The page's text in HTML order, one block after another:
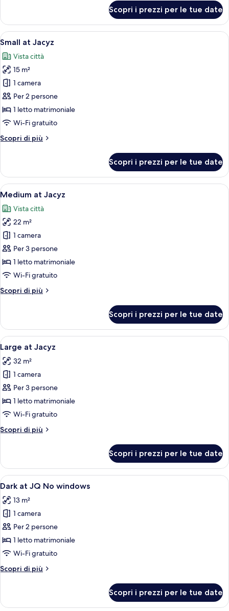
at
Jacyz
No
Scopri i prezzi per le tue date
Apri
tutte
le
foto
per
Small
at
Jacyz
Camera d'albergo moderna con un
3
Small at Jacyz
Vista città
15 m²
1 camera
Per 2 persone
1 letto matrimoniale
Wi-Fi gratuito
Scopri di più
Altri
at
Jacyz
Scopri i prezzi per le tue date
Apri
tutte
le
foto
per
Medium
at
Jacyz
Una camera d'albergo moderna
5
Medium at Jacyz
Vista città
22 m²
1 camera
Per 3 persone
1 letto matrimoniale
Wi-Fi gratuito
Scopri di più
Altri
at
Jacyz
Scopri i prezzi per le tue date
Apri
tutte
le
foto
per
Large
at
Una camera d'albergo moderna
5
Large at Jacyz
32 m²
1 camera
Per 3 persone
1 letto matrimoniale
Wi-Fi gratuito
Scopri di più
Altri
at
Jacyz
Scopri i prezzi per le tue date
Apri
tutte
le
foto
per
Dark
at
No
Una camera d'albergo con un letto
4
Dark at JQ No windows
13 m²
1 camera
Per 2 persone
1 letto matrimoniale
Wi-Fi gratuito
Scopri di più
Altri
at
Scopri i prezzi per le tue date